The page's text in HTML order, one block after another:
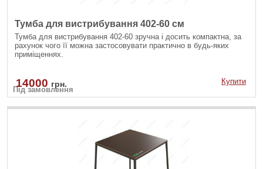
Тумба для вистрибування 402-60 см
Тумба для вистрибування 402-60 зручна і досить компактна, за
рахунок чого її можна застосовувати практично в будь-яких
приміщеннях.
Під замовлення
14000 грн. Купити